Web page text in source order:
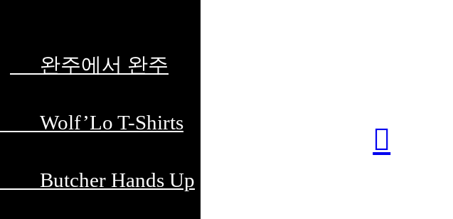
완주에서 완주
Wolf’Lo T-Shirts
Butcher Hands Up
︎